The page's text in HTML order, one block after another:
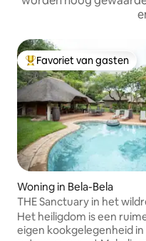
Topfavoriet van gasten
Favoriet van gasten
Woning in Bela-Bela
THE Sanctuary in het
Mabalingwe
Het heiligdom is een
eigen kookgelegenheid